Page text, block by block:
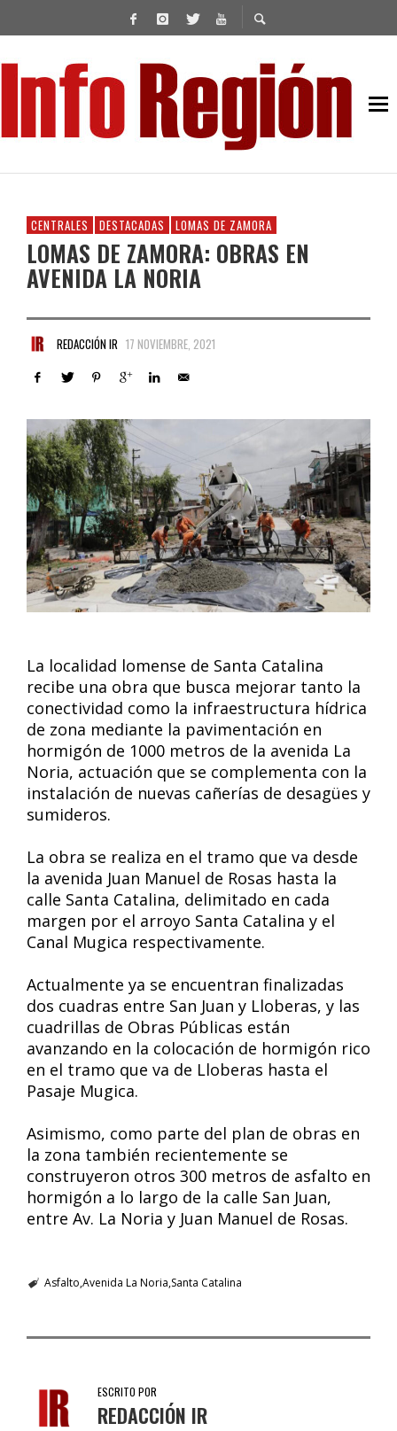
CENTRALES DESTACADAS LOMAS DE ZAMORA
LOMAS DE ZAMORA: OBRAS EN
AVENIDA LA NORIA
REDACCIÓN IR 17 NOVIEMBRE, 2021
La localidad lomense de Santa Catalina
recibe una obra que busca mejorar tanto la
conectividad como la infraestructura hídrica
de zona mediante la pavimentación en
hormigón de 1000 metros de la avenida La
Noria, actuación que se complementa con la
instalación de nuevas cañerías de desagües y
sumideros.
La obra se realiza en el tramo que va desde
la avenida Juan Manuel de Rosas hasta la
calle Santa Catalina, delimitado en cada
margen por el arroyo Santa Catalina y el
Canal Mugica respectivamente.
Actualmente ya se encuentran finalizadas
dos cuadras entre San Juan y Lloberas, y las
cuadrillas de Obras Públicas están
avanzando en la colocación de hormigón rico
en el tramo que va de Lloberas hasta el
Pasaje Mugica.
Asimismo, como parte del plan de obras en
la zona también recientemente se
construyeron otros 300 metros de asfalto en
hormigón a lo largo de la calle San Juan,
entre Av. La Noria y Juan Manuel de Rosas.
Asfalto Avenida La Noria Santa Catalina
ESCRITO POR
REDACCIÓN IR